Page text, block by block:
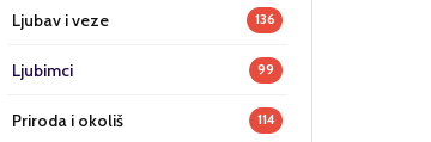
Ljubav i veze 136
Ljubimci 99
Priroda i okoliš 114